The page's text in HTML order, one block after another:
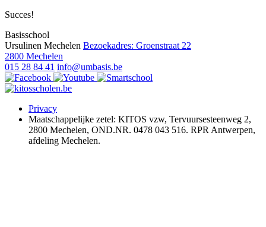
Succes!
Basisschool
Ursulinen Mechelen Bezoekadres: Groenstraat 22
2800 Mechelen
015 28 84 41 info@umbasis.be
Privacy
Maatschappelijke zetel: KITOS vzw, Tervuursesteenweg 2,
2800 Mechelen, OND.NR. 0478 043 516. RPR Antwerpen,
afdeling Mechelen.